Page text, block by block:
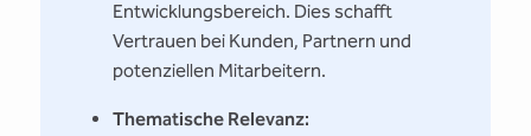
Entwicklungsbereich. Dies schafft
Vertrauen bei Kunden, Partnern und
potenziellen Mitarbeitern.
Thematische Relevanz: